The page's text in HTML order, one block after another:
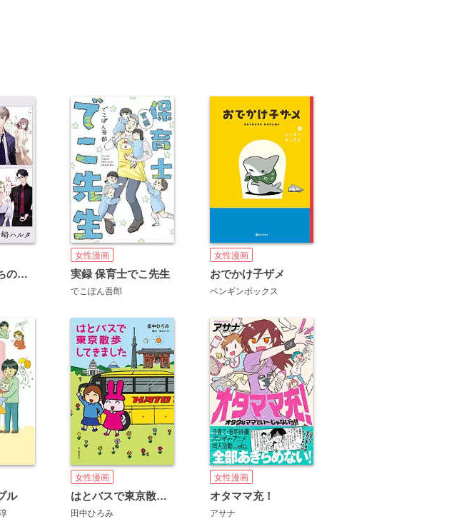
【合本版】うちの上司は見た目がいい
女性漫画
実録 保育士でこ先生
でこぽん吾郎
女性漫画
おでかけ子ザメ
ペンギンボックス
ル
女性漫画
はとバスで東京散歩してきました
田中ひろみ
女性漫画
オタママ充！
アサナ